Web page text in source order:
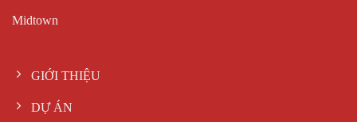
Midtown
GIỚI THIỆU
DỰ ÁN